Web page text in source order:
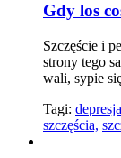
Gdy los
Szczęście i
strony tego
wali, sypie
Tagi:
szczęścia,